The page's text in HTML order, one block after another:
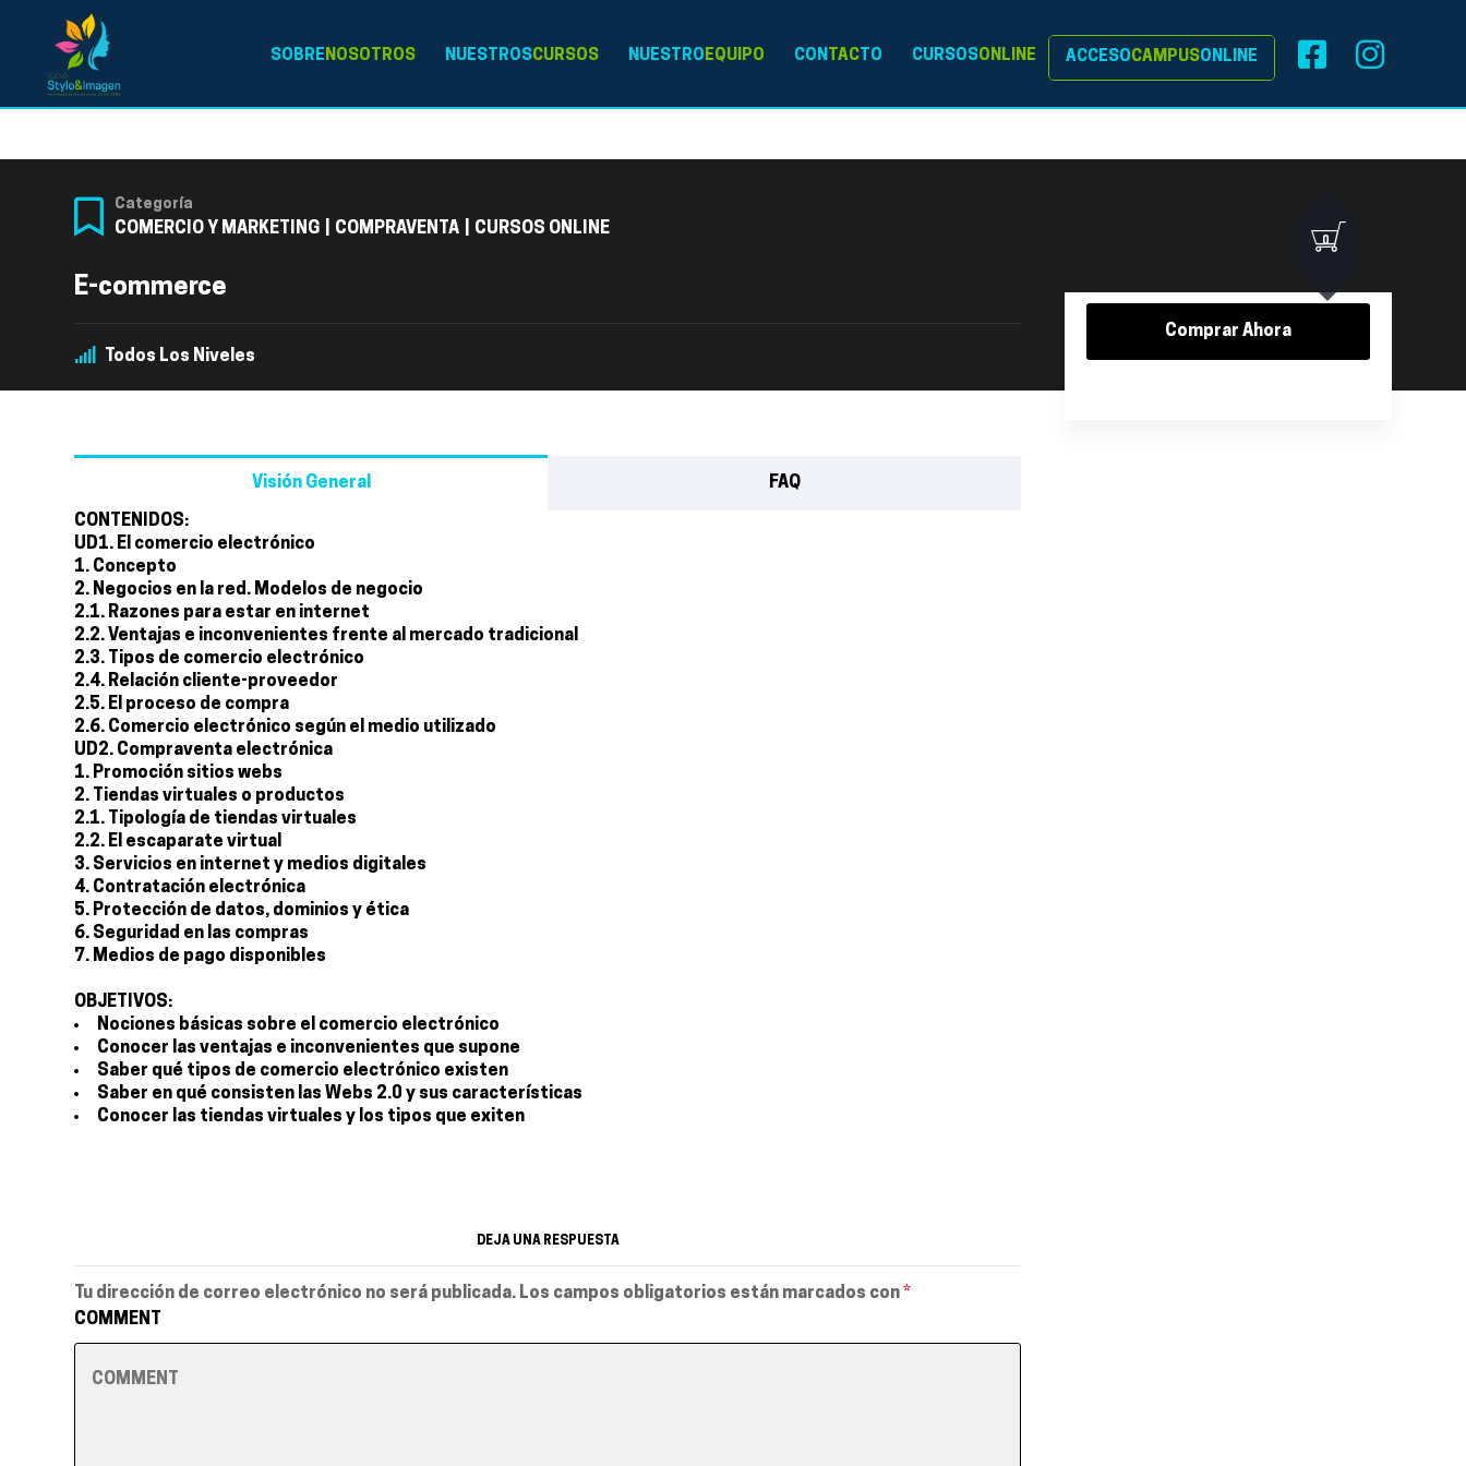
SOBRENOSOTROS NUESTROSCURSOS NUESTROEQUIPO CONTACTO CURSOSONLINE ACCESOCAMPUSONLINE
0
Categoría
COMERCIO Y MARKETING COMPRAVENTA CURSOS ONLINE
E-commerce
Todos Los Niveles
Visión General FAQ
CONTENIDOS:
UD1. El comercio electrónico
1. Concepto
2. Negocios en la red. Modelos de negocio
2.1. Razones para estar en internet
2.2. Ventajas e inconvenientes frente al mercado tradicional
2.3. Tipos de comercio electrónico
2.4. Relación cliente-proveedor
2.5. El proceso de compra
2.6. Comercio electrónico según el medio utilizado
UD2. Compraventa electrónica
1. Promoción sitios webs
2. Tiendas virtuales o productos
2.1. Tipología de tiendas virtuales
2.2. El escaparate virtual
3. Servicios en internet y medios digitales
4. Contratación electrónica
5. Protección de datos, dominios y ética
6. Seguridad en las compras
7. Medios de pago disponibles
OBJETIVOS:
Nociones básicas sobre el comercio electrónico
Conocer las ventajas e inconvenientes que supone
Saber qué tipos de comercio electrónico existen
Saber en qué consisten las Webs 2.0 y sus características
Conocer las tiendas virtuales y los tipos que exiten
DEJA UNA RESPUESTA
Tu dirección de correo electrónico no será publicada. Los campos obligatorios están marcados con *
COMMENT
Comprar Ahora